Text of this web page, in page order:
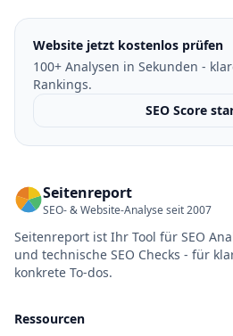
Website jetzt kostenlos prüfen
100+ Analysen in Sekunden -
Rankings.
SEO Score
Seitenreport
SEO- & Website-Analyse seit 2007
Seitenreport ist Ihr Tool für SEO
und technische SEO Checks - für
konkrete To-dos.
Ressourcen